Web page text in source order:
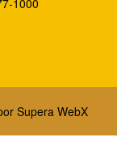
1000
Supera WebX